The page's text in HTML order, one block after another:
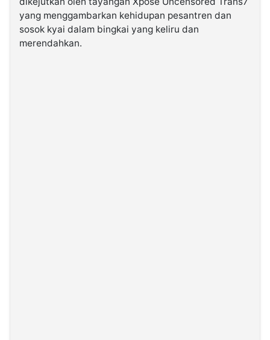
Kabarbaru.co
2026
yang menggambarkan kehidupan pesantren dan
sosok kyai dalam bingkai yang keliru dan
merendahkan.